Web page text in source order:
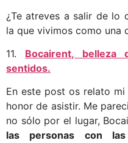
¿Te atreves a salir de lo
la que vivimos como una
11. Bocairent,
sentidos.
En este post os relato
honor de asistir. Me
no sólo por el lugar,
las personas con